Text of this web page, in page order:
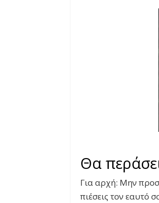
Θα
Για αρχή: Μην
πιέσεις τον εαυτό